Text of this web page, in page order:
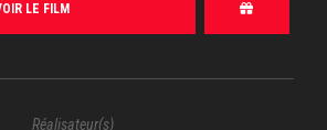
LE FILM
Réalisateur(s)